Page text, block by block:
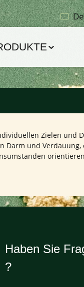
Zielen und
und
Haben Sie
?